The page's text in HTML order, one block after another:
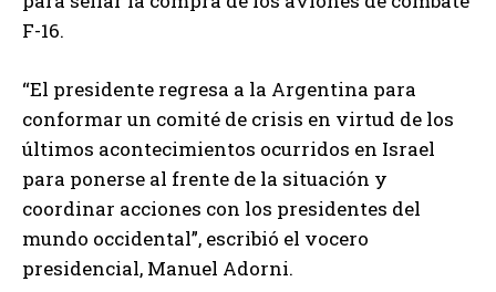
F-16.
“El presidente regresa a la Argentina para
conformar un comité de crisis en virtud de los
últimos acontecimientos ocurridos en Israel
para ponerse al frente de la situación y
coordinar acciones con los presidentes del
mundo occidental”, escribió el vocero
presidencial, Manuel Adorni.